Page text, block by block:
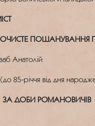
ПОШАНУВАННЯ
Анатолій
85-річчя від дня
ЗА ДОБИ РОМАНОВИЧІВ